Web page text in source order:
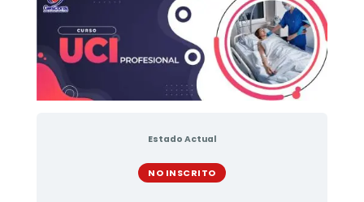
Estado Actual
NO INSCRITO